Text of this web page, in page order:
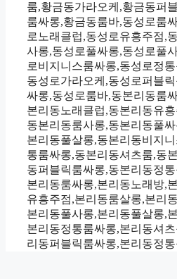
룸,황금동가라오케,황금동퍼
룸싸롱,황금동룸바,동성로룸
로노래클럽,동성로유흥주점,
사롱,동성로풀싸롱,동성로풀
로비지니스룸싸롱,동성로정
동성로가라오케,동성로퍼블
싸롱,동성로룸바,동본리동룸
본리동노래클럽,동본리동유
동본리동룸사롱,동본리동풀
본리동풀살롱,동본리동비지
통룸싸롱,동본리동셔츠룸,동
동퍼블릭룸싸롱,동본리동정
본리동룸싸롱,본리동노래방,
유흥주점,본리동룸살롱,본리
본리동풀사롱,본리동풀살롱,
본리동정통룸싸롱,본리동셔
리동퍼블릭룸싸롱,본리동정